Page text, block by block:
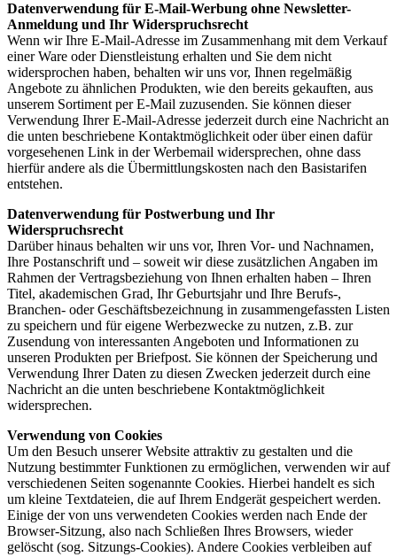
Datenverwendung für E-Mail-Werbung ohne Newsletter-
Anmeldung und Ihr Widerspruchsrecht
Wenn wir Ihre E-Mail-Adresse im Zusammenhang mit dem Verkauf
einer Ware oder Dienstleistung erhalten und Sie dem nicht
widersprochen haben, behalten wir uns vor, Ihnen regelmäßig
Angebote zu ähnlichen Produkten, wie den bereits gekauften, aus
unserem Sortiment per E-Mail zuzusenden. Sie können dieser
Verwendung Ihrer E-Mail-Adresse jederzeit durch eine Nachricht an
die unten beschriebene Kontaktmöglichkeit oder über einen dafür
vorgesehenen Link in der Werbemail widersprechen, ohne dass
hierfür andere als die Übermittlungskosten nach den Basistarifen
entstehen.
Datenverwendung für Postwerbung und Ihr
Widerspruchsrecht
Darüber hinaus behalten wir uns vor, Ihren Vor- und Nachnamen,
Ihre Postanschrift und – soweit wir diese zusätzlichen Angaben im
Rahmen der Vertragsbeziehung von Ihnen erhalten haben – Ihren
Titel, akademischen Grad, Ihr Geburtsjahr und Ihre Berufs-,
Branchen- oder Geschäftsbezeichnung in zusammengefassten Listen
zu speichern und für eigene Werbezwecke zu nutzen, z.B. zur
Zusendung von interessanten Angeboten und Informationen zu
unseren Produkten per Briefpost. Sie können der Speicherung und
Verwendung Ihrer Daten zu diesen Zwecken jederzeit durch eine
Nachricht an die unten beschriebene Kontaktmöglichkeit
widersprechen.
Verwendung von Cookies
Um den Besuch unserer Website attraktiv zu gestalten und die
Nutzung bestimmter Funktionen zu ermöglichen, verwenden wir auf
verschiedenen Seiten sogenannte Cookies. Hierbei handelt es sich
um kleine Textdateien, die auf Ihrem Endgerät gespeichert werden.
Einige der von uns verwendeten Cookies werden nach Ende der
Browser-Sitzung, also nach Schließen Ihres Browsers, wieder
gelöscht (sog. Sitzungs-Cookies). Andere Cookies verbleiben auf